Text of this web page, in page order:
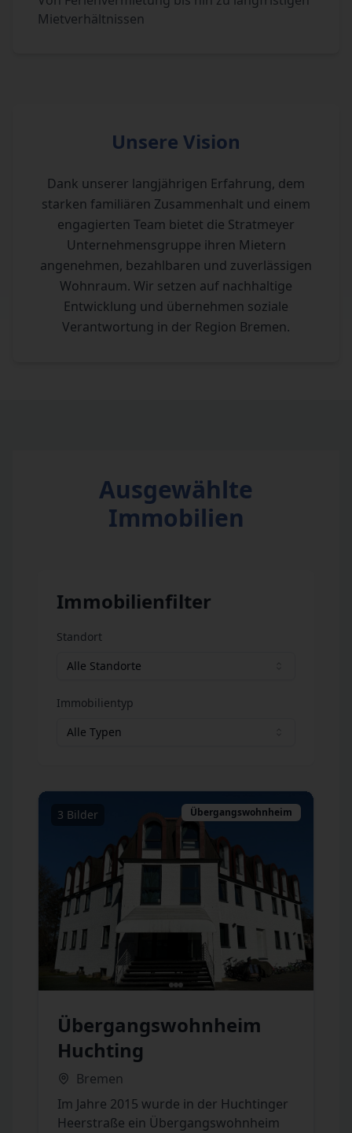
Mietverhältnissen
Unsere Vision
Dank unserer langjährigen Erfahrung, dem
starken familiären Zusammenhalt und einem
engagierten Team bietet die Stratmeyer
Unternehmensgruppe ihren Mietern
angenehmen, bezahlbaren und zuverlässigen
Wohnraum. Wir setzen auf nachhaltige
Entwicklung und übernehmen soziale
Verantwortung in der Region Bremen.
Ausgewählte
Immobilien
Immobilienfilter
Standort
Alle Standorte
Immobilientyp
Alle Typen
Previous slide
3 Bilder Übergangswohnheim
Übergangswohnheim
Huchting
Bremen
Im Jahre 2015 wurde in der Huchtinger
Heerstraße ein Übergangswohnheim